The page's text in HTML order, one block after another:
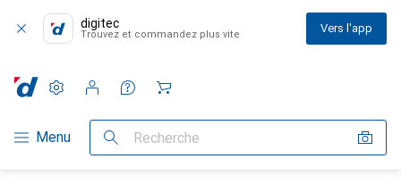
digitec
Trouvez et commandez plus vite Vers l'app
Navigation par catégorie
Menu Recherche
Paramètres
Compte client
Listes de comparaison
Listes d'envies
Panier